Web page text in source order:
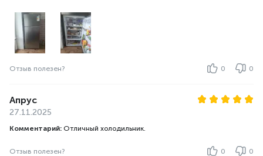
Отзыв полезен? 0 0
Апрус
27.11.2025
Комментарий: Отличный холодильник.
Отзыв полезен? 0 0